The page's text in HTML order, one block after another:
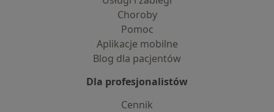
Choroby
Pomoc
Aplikacje mobilne
Blog dla pacjentów
Dla profesjonalistów
Cennik